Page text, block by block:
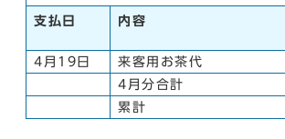
支払日 内容
4月19日
来客用お茶代
4月分合計
累計